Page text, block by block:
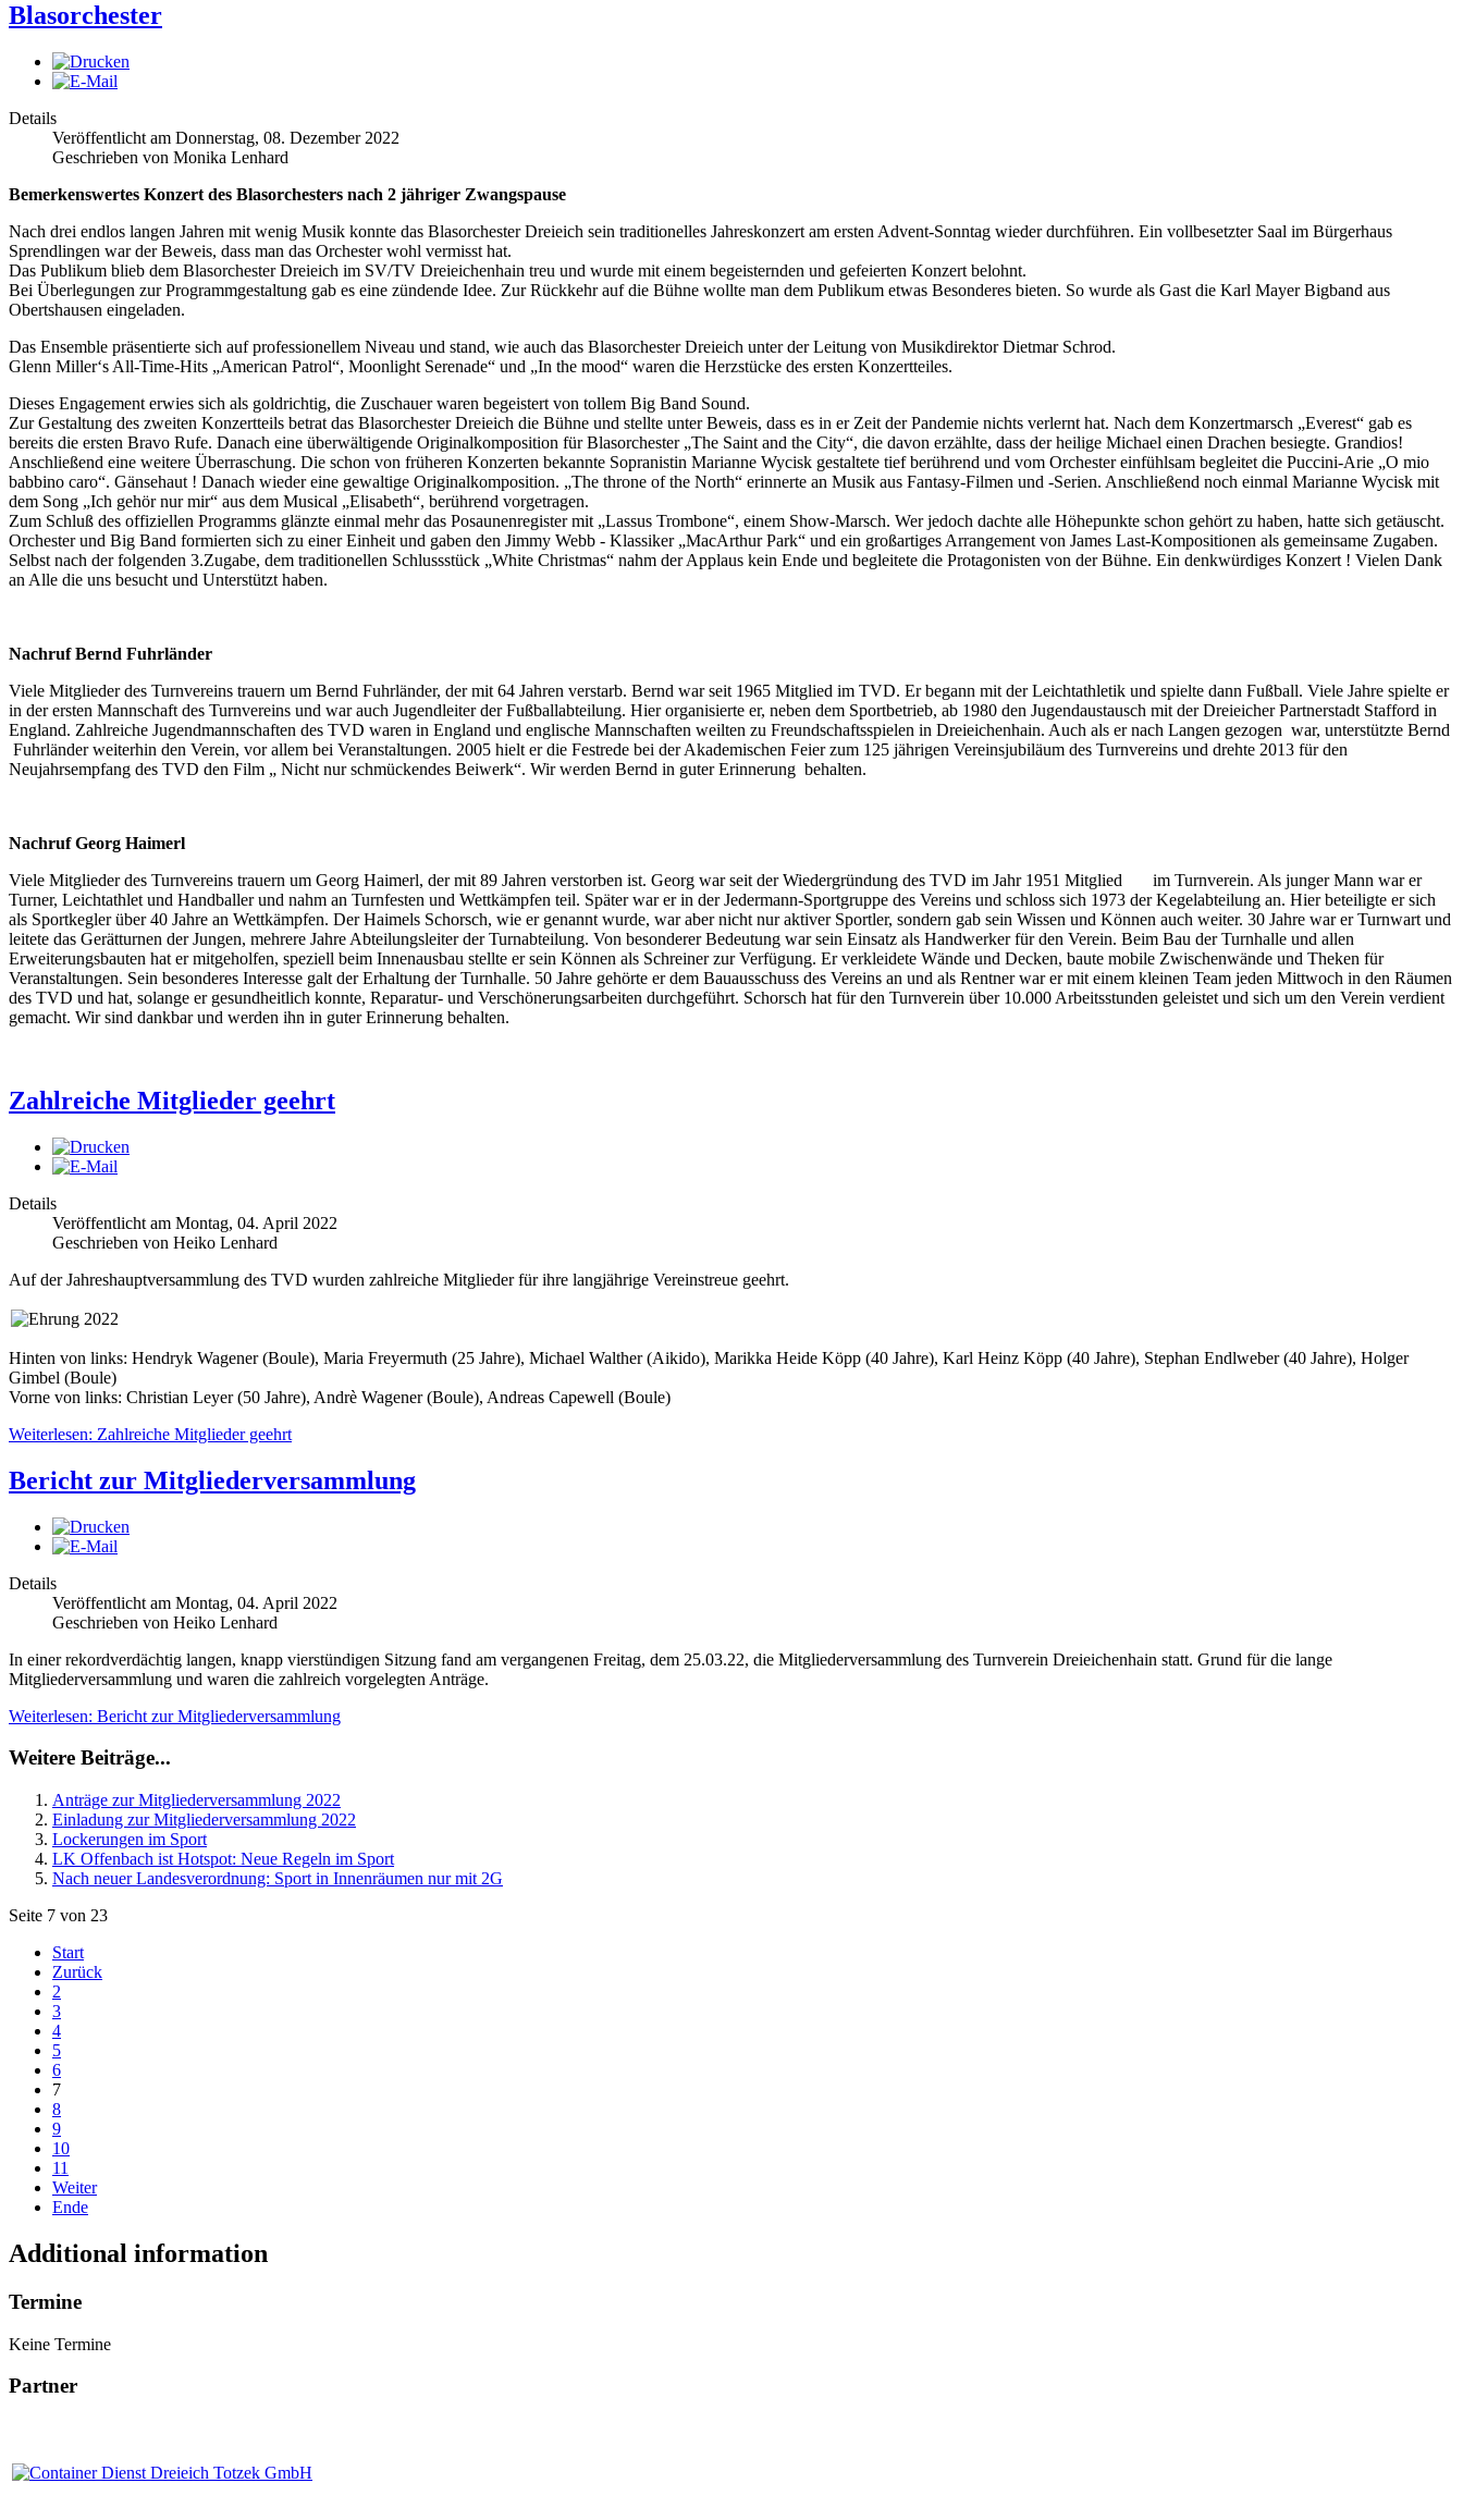
Blasorchester
Details
Veröffentlicht am Donnerstag, 08. Dezember 2022
Geschrieben von Monika Lenhard
Bemerkenswertes Konzert des Blasorchesters nach 2 jähriger Zwangspause
Nach drei endlos langen Jahren mit wenig Musik konnte das Blasorchester Dreieich sein traditionelles Jahreskonzert am ersten Advent-Sonntag wieder durchführen. Ein vollbesetzter Saal im Bürgerhaus
Sprendlingen war der Beweis, dass man das Orchester wohl vermisst hat.
Das Publikum blieb dem Blasorchester Dreieich im SV/TV Dreieichenhain treu und wurde mit einem begeisternden und gefeierten Konzert belohnt.
Bei Überlegungen zur Programmgestaltung gab es eine zündende Idee. Zur Rückkehr auf die Bühne wollte man dem Publikum etwas Besonderes bieten. So wurde als Gast die Karl Mayer Bigband aus
Obertshausen eingeladen.
Das Ensemble präsentierte sich auf professionellem Niveau und stand, wie auch das Blasorchester Dreieich unter der Leitung von Musikdirektor Dietmar Schrod.
Glenn Miller‘s All-Time-Hits „American Patrol“, Moonlight Serenade“ und „In the mood“ waren die Herzstücke des ersten Konzertteiles.
Dieses Engagement erwies sich als goldrichtig, die Zuschauer waren begeistert von tollem Big Band Sound.
Zur Gestaltung des zweiten Konzertteils betrat das Blasorchester Dreieich die Bühne und stellte unter Beweis, dass es in er Zeit der Pandemie nichts verlernt hat. Nach dem Konzertmarsch „Everest“ gab es
bereits die ersten Bravo Rufe. Danach eine überwältigende Originalkomposition für Blasorchester „The Saint and the City“, die davon erzählte, dass der heilige Michael einen Drachen besiegte. Grandios!
Anschließend eine weitere Überraschung. Die schon von früheren Konzerten bekannte Sopranistin Marianne Wycisk gestaltete tief berührend und vom Orchester einfühlsam begleitet die Puccini-Arie „O mio
babbino caro“. Gänsehaut ! Danach wieder eine gewaltige Originalkomposition. „The throne of the North“ erinnerte an Musik aus Fantasy-Filmen und -Serien. Anschließend noch einmal Marianne Wycisk mit
dem Song „Ich gehör nur mir“ aus dem Musical „Elisabeth“, berührend vorgetragen.
Zum Schluß des offiziellen Programms glänzte einmal mehr das Posaunenregister mit „Lassus Trombone“, einem Show-Marsch. Wer jedoch dachte alle Höhepunkte schon gehört zu haben, hatte sich getäuscht.
Orchester und Big Band formierten sich zu einer Einheit und gaben den Jimmy Webb - Klassiker „MacArthur Park“ und ein großartiges Arrangement von James Last-Kompositionen als gemeinsame Zugaben.
Selbst nach der folgenden 3.Zugabe, dem traditionellen Schlussstück „White Christmas“ nahm der Applaus kein Ende und begleitete die Protagonisten von der Bühne. Ein denkwürdiges Konzert ! Vielen Dank
an Alle die uns besucht und Unterstützt haben.
Nachruf Bernd Fuhrländer
Viele Mitglieder des Turnvereins trauern um Bernd Fuhrländer, der mit 64 Jahren verstarb. Bernd war seit 1965 Mitglied im TVD. Er begann mit der Leichtathletik und spielte dann Fußball. Viele Jahre spielte er
in der ersten Mannschaft des Turnvereins und war auch Jugendleiter der Fußballabteilung. Hier organisierte er, neben dem Sportbetrieb, ab 1980 den Jugendaustausch mit der Dreieicher Partnerstadt Stafford in
England. Zahlreiche Jugendmannschaften des TVD waren in England und englische Mannschaften weilten zu Freundschaftsspielen in Dreieichenhain. Auch als er nach Langen gezogen war, unterstützte Bernd
Fuhrländer weiterhin den Verein, vor allem bei Veranstaltungen. 2005 hielt er die Festrede bei der Akademischen Feier zum 125 jährigen Vereinsjubiläum des Turnvereins und drehte 2013 für den
Neujahrsempfang des TVD den Film „ Nicht nur schmückendes Beiwerk“. Wir werden Bernd in guter Erinnerung behalten.
Nachruf Georg Haimerl
Viele Mitglieder des Turnvereins trauern um Georg Haimerl, der mit 89 Jahren verstorben ist. Georg war seit der Wiedergründung des TVD im Jahr 1951 Mitglied im Turnverein. Als junger Mann war er
Turner, Leichtathlet und Handballer und nahm an Turnfesten und Wettkämpfen teil. Später war er in der Jedermann-Sportgruppe des Vereins und schloss sich 1973 der Kegelabteilung an. Hier beteiligte er sich
als Sportkegler über 40 Jahre an Wettkämpfen. Der Haimels Schorsch, wie er genannt wurde, war aber nicht nur aktiver Sportler, sondern gab sein Wissen und Können auch weiter. 30 Jahre war er Turnwart und
leitete das Gerätturnen der Jungen, mehrere Jahre Abteilungsleiter der Turnabteilung. Von besonderer Bedeutung war sein Einsatz als Handwerker für den Verein. Beim Bau der Turnhalle und allen
Erweiterungsbauten hat er mitgeholfen, speziell beim Innenausbau stellte er sein Können als Schreiner zur Verfügung. Er verkleidete Wände und Decken, baute mobile Zwischenwände und Theken für
Veranstaltungen. Sein besonderes Interesse galt der Erhaltung der Turnhalle. 50 Jahre gehörte er dem Bauausschuss des Vereins an und als Rentner war er mit einem kleinen Team jeden Mittwoch in den Räumen
des TVD und hat, solange er gesundheitlich konnte, Reparatur- und Verschönerungsarbeiten durchgeführt. Schorsch hat für den Turnverein über 10.000 Arbeitsstunden geleistet und sich um den Verein verdient
gemacht. Wir sind dankbar und werden ihn in guter Erinnerung behalten.
Zahlreiche Mitglieder geehrt
Details
Veröffentlicht am Montag, 04. April 2022
Geschrieben von Heiko Lenhard
Auf der Jahreshauptversammlung des TVD wurden zahlreiche Mitglieder für ihre langjährige Vereinstreue geehrt.
Hinten von links: Hendryk Wagener (Boule), Maria Freyermuth (25 Jahre), Michael Walther (Aikido), Marikka Heide Köpp (40 Jahre), Karl Heinz Köpp (40 Jahre), Stephan Endlweber (40 Jahre), Holger
Gimbel (Boule)
Vorne von links: Christian Leyer (50 Jahre), Andrè Wagener (Boule), Andreas Capewell (Boule)
Weiterlesen: Zahlreiche Mitglieder geehrt
Bericht zur Mitgliederversammlung
Details
Veröffentlicht am Montag, 04. April 2022
Geschrieben von Heiko Lenhard
In einer rekordverdächtig langen, knapp vierstündigen Sitzung fand am vergangenen Freitag, dem 25.03.22, die Mitgliederversammlung des Turnverein Dreieichenhain statt. Grund für die lange
Mitgliederversammlung und waren die zahlreich vorgelegten Anträge.
Weiterlesen: Bericht zur Mitgliederversammlung
Weitere Beiträge...
Anträge zur Mitgliederversammlung 2022
Einladung zur Mitgliederversammlung 2022
Lockerungen im Sport
LK Offenbach ist Hotspot: Neue Regeln im Sport
Nach neuer Landesverordnung: Sport in Innenräumen nur mit 2G
Seite 7 von 23
Start
Zurück
2
3
4
5
6
7
8
9
10
11
Weiter
Ende
Additional information
Termine
Keine Termine
Partner